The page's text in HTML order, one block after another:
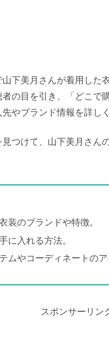
山下美月さんが着用し
の目を引き、「どこで
やブランド情報を詳し
つけて、山下美月さん
装のブランドや特徴。
に入れる方法。
ムやコーディネートのア
スポンサーリン